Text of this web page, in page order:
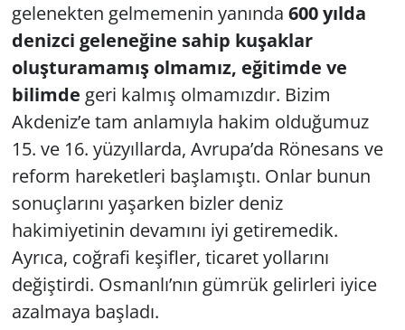
gelenekten gelmemenin yanında 600 yılda
denizci geleneğine sahip kuşaklar
oluşturamamış olmamız, eğitimde ve
bilimde geri kalmış olmamızdır. Bizim
Akdeniz’e tam anlamıyla hakim olduğumuz
15. ve 16. yüzyıllarda, Avrupa’da Rönesans ve
reform hareketleri başlamıştı. Onlar bunun
sonuçlarını yaşarken bizler deniz
hakimiyetinin devamını iyi getiremedik.
Ayrıca, coğrafi keşifler, ticaret yollarını
değiştirdi. Osmanlı’nın gümrük gelirleri iyice
azalmaya başladı.